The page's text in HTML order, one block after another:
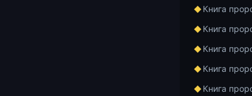
Книга
Книга
Книга
Книга
Книга
кто